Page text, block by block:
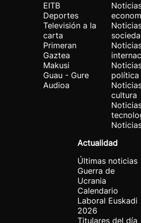
EITB
Deportes
Televisión a la
carta
Primeran
Gaztea
Makusi
Guau - Gure
Audioa
política
cultura
Actualidad
Últimas noticias
Guerra de
Ucrania
Calendario
Laboral Euskadi
2026
Titulares del día